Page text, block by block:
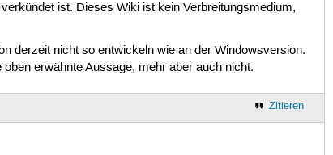
ist. Dieses Wiki ist kein Verbreitungsmedium,
derzeit nicht so entwickeln wie an der Windowsversion.
erwähnte Aussage, mehr aber auch nicht.
Zitieren